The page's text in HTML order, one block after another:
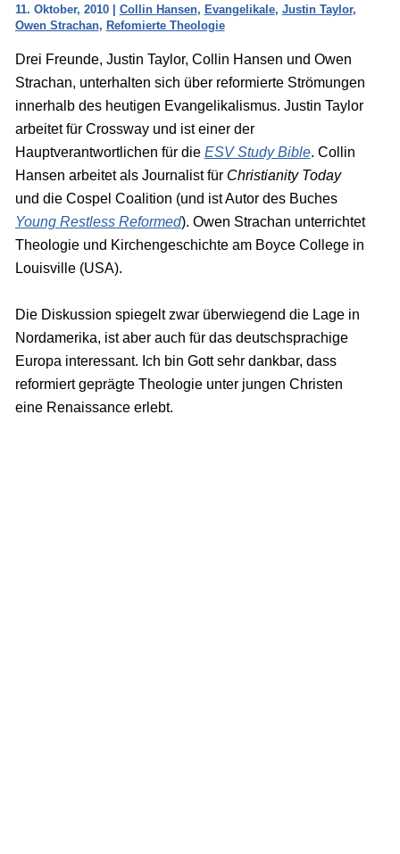
11. Oktober, 2010 Collin Hansen, Evangelikale, Justin Taylor,
Owen Strachan, Refomierte Theologie
Drei Freunde, Justin Taylor, Collin Hansen und Owen
Strachan, unterhalten sich über reformierte Strömungen
innerhalb des heutigen Evangelikalismus. Justin Taylor
arbeitet für Crossway und ist einer der
Hauptverantwortlichen für die ESV Study Bible. Collin
Hansen arbeitet als Journalist für Christianity Today
und die Cospel Coalition (und ist Autor des Buches
Young Restless Reformed). Owen Strachan unterrichtet
Theologie und Kirchengeschichte am Boyce College in
Louisville (USA).
Die Diskussion spiegelt zwar überwiegend die Lage in
Nordamerika, ist aber auch für das deutschsprachige
Europa interessant. Ich bin Gott sehr dankbar, dass
reformiert geprägte Theologie unter jungen Christen
eine Renaissance erlebt.